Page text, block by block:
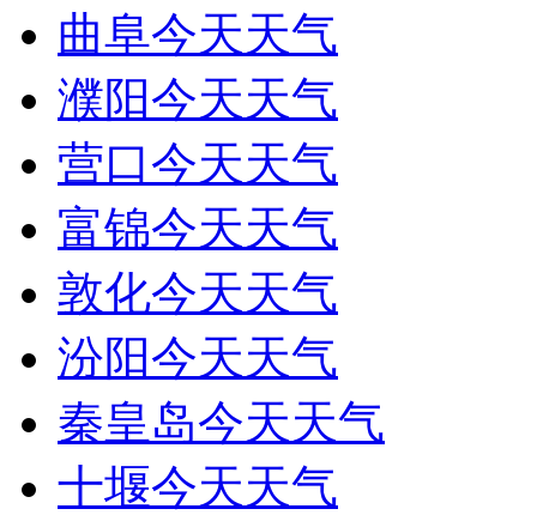
曲阜今天天气
濮阳今天天气
营口今天天气
富锦今天天气
敦化今天天气
汾阳今天天气
秦皇岛今天天气
十堰今天天气